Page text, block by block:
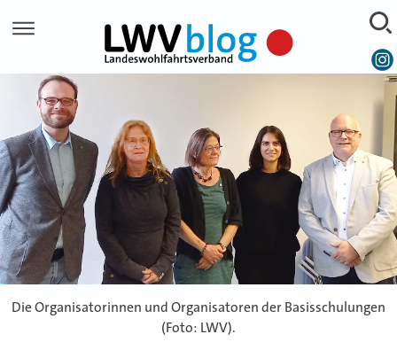
Die Organisatorinnen und Organisatoren der Basisschulungen
(Foto: LWV).